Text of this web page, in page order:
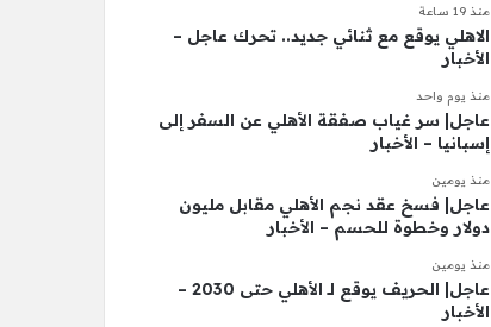
منذ 19 ساعة
الاهلي يوقع مع ثنائي جديد.. تحرك عاجل –
الأخبار
منذ يوم واحد
عاجل| سر غياب صفقة الأهلي عن السفر إلى
إسبانيا – الأخبار
منذ يومين
عاجل| فسخ عقد نجم الأهلي مقابل مليون
دولار وخطوة للحسم – الأخبار
منذ يومين
عاجل| الحريف يوقع لـ الأهلي حتى 2030 –
الأخبار